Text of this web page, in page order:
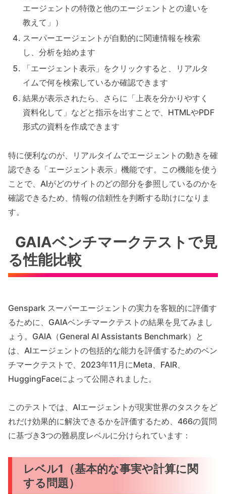
エージェントの特徴と他のエージェントとの違いを
教えて」）
スーパーエージェントが自動的に関連情報を検索
し、分析を始めます
「エージェント表示」をクリックすると、リアルタ
イムで何を検索しているか確認できます
結果が表示されたら、さらに「上表を分かりやすく
資料化して」などと指示を出すことで、HTMLやPDF
形式の資料を作成できます
特に便利なのが、リアルタイムでエージェントの動きを確
認できる「エージェント表示」機能です。この機能を使う
ことで、AIがどのサイトのどの部分を参照しているのかを
確認できるため、情報の信頼性を判断する助けになりま
す。
GAIAベンチマークテストで見
る性能比較
Genspark スーパーエージェントの実力を客観的に評価す
るために、GAIAベンチマークテストの結果を見てみまし
ょう。GAIA（General AI Assistants Benchmark）と
は、AIエージェントの包括的な能力を評価するためのベン
チマークテストで、2023年11月にMeta、FAIR、
HuggingFaceによって公開されました。
このテストでは、AIエージェントが現実世界のタスクをど
れだけ効果的に解決できるかを評価するため、466の質問
に基づき3つの難易度レベルに分けられています：
レベル1（基本的な事実や計算に関
する問題）